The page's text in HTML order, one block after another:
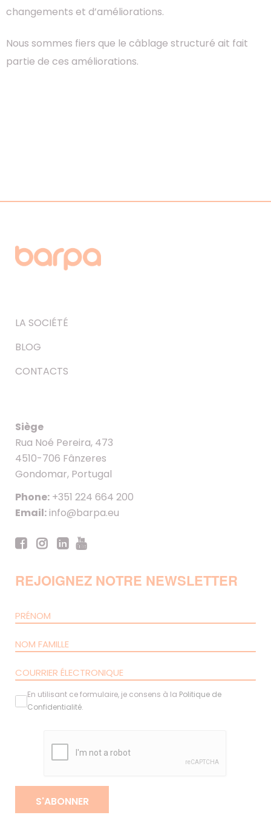
changements et d’améliorations.
Nous sommes fiers que le câblage structuré ait fait
partie de ces améliorations.
LA SOCIÉTÉ
BLOG
CONTACTS
Siège
Rua Noé Pereira, 473
4510-706 Fânzeres
Gondomar, Portugal
Phone: +351 224 664 200
Email:info@barpa.eu
REJOIGNEZ NOTRE NEWSLETTER
En utilisant ce formulaire, je consens à la Politique de
Confidentialité.
S'ABONNER